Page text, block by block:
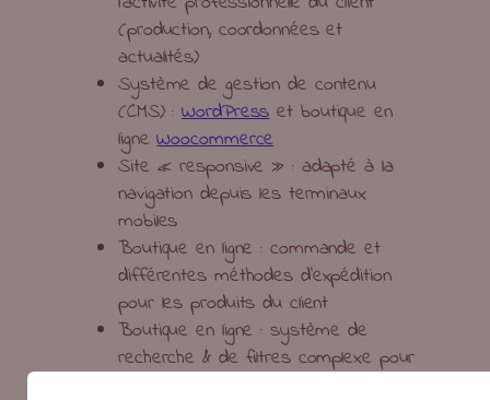
(production, coordonnées et
actualités)
Système de gestion de contenu
(CMS) :WordPresset boutique en
ligneWoocommerce
Site « responsive » : adapté à la
navigation depuis les terminaux
mobiles
Boutique en ligne : commande et
différentes méthodes d’expédition
pour les produits du client
Boutique en ligne : système de
recherche & de filtres complexe pour